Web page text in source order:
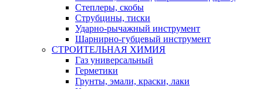
Степлеры, скобы
Струбцины, тиски
Ударно-рычажный инструмент
Шарнирно-губцевый инструмент
СТРОИТЕЛЬНАЯ ХИМИЯ
Газ универсальный
Герметики
Грунты, эмали, краски, лаки